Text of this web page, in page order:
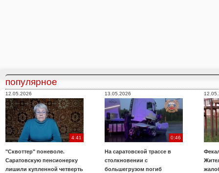
популярное
12.05.2026
4:41
"Сквоттер" поневоле.
Саратовскую пенсионерку
лишили купленной четверть
13.05.2026
0:46
На саратовской трассе в
столкновении с
большегрузом погиб